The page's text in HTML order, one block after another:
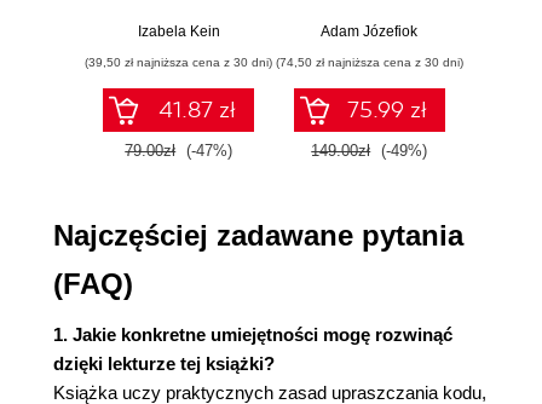
CZĘŚĆ TRZECIA. PROSTOTA I PROJEKTOWANIE
OPROGRAMOWANIA 45
Rozdział 9. Projektuj od początku 47
Rozdział 11. Prostota i precyzja 53
Rozdział 12. Dwa to za dużo 57
Refaktoryzacja 58
przykłady i
Izabela Kein
(39,50 zł najniższa cena z 30 dni)
41.87 zł
79.00zł (-47%)
Adam Józefiok
(74,50 zł najniższa cena z 30 dni)
75.99 zł
149.00zł (-49%)
Najczęściej zadawane pytania
(FAQ)
1. Jakie konkretne umiejętności mogę rozwinąć
dzięki lekturze tej książki?
Książka uczy praktycznych zasad upraszczania kodu,